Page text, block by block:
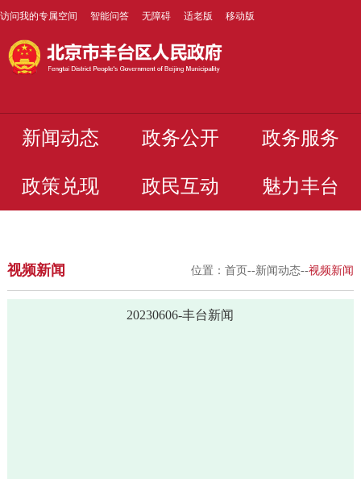
访问我的专属空间 智能问答 无障碍 适老版 移动版
新闻动态 政务公开 政务服务
政策兑现 政民互动 魅力丰台
视频新闻 位置：首页--新闻动态--视频新闻
20230606-丰台新闻